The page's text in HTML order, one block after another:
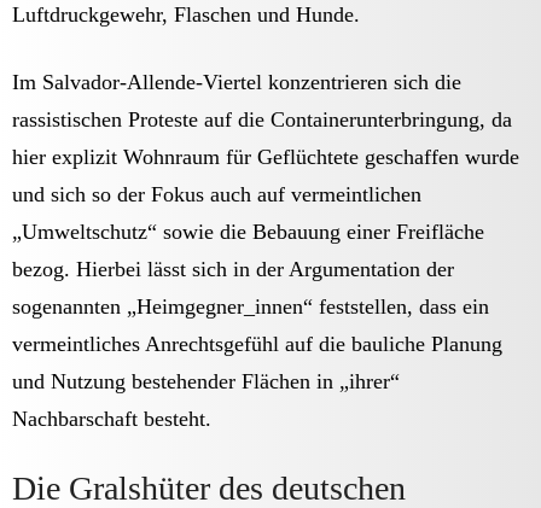
Luftdruckgewehr, Flaschen und Hunde.
Im Salvador-Allende-Viertel konzentrieren sich die
rassistischen Proteste auf die Containerunterbringung, da
hier explizit Wohnraum für Geflüchtete geschaffen wurde
und sich so der Fokus auch auf vermeintlichen
„Umweltschutz“ sowie die Bebauung einer Freifläche
bezog. Hierbei lässt sich in der Argumentation der
sogenannten „Heimgegner_innen“ feststellen, dass ein
vermeintliches Anrechtsgefühl auf die bauliche Planung
und Nutzung bestehender Flächen in „ihrer“
Nachbarschaft besteht.
Die Gralshüter des deutschen